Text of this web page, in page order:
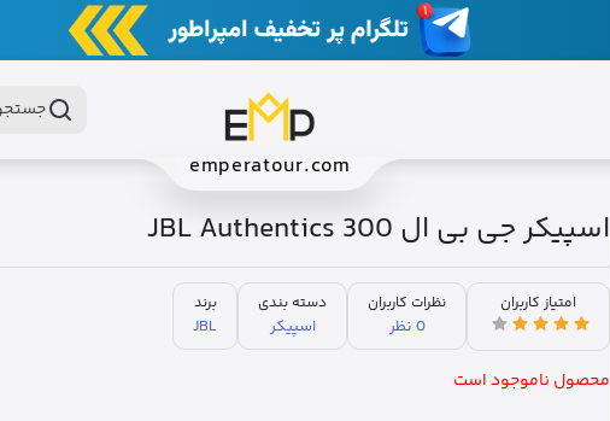
emperatour.com
اسپیکر جی بی ال JBL Authentics 300
امتیاز کاربران نظرات کاربران
0 نظر
دسته بندی
اسپیکر
برند
JBL
محصول ناموجود است